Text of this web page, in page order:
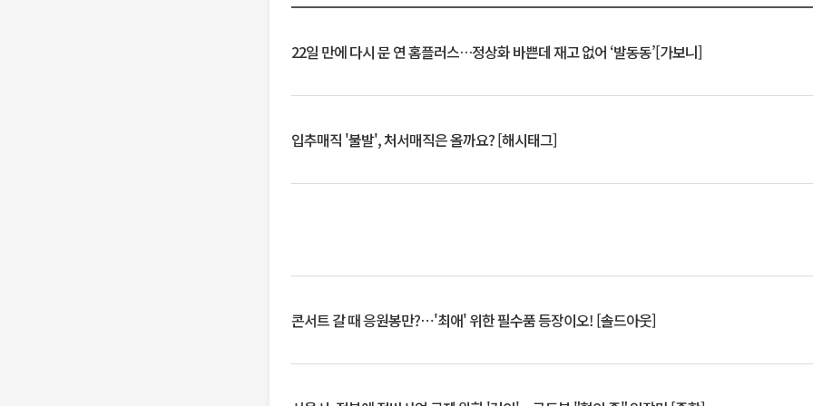
22일 만에 다시 문 연 홈플러스…정상화 바쁜데 재고 없어 ‘발동동’[가보니]
입추매직 '불발', 처서매직은 올까요? [해시태그]
콘서트 갈 때 응원봉만?⋯'최애' 위한 필수품 등장이오! [솔드아웃]